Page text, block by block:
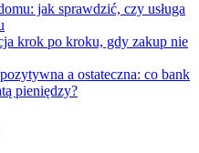
jak sprawdzić, czy usługa
krok po kroku, gdy zakup nie
a ostateczna: co bank
pieniędzy?